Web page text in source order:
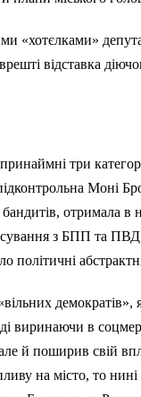
відставка
три
Моні
отримала в
з БПП та
виринаючи в
й поширив свій
на місто, то